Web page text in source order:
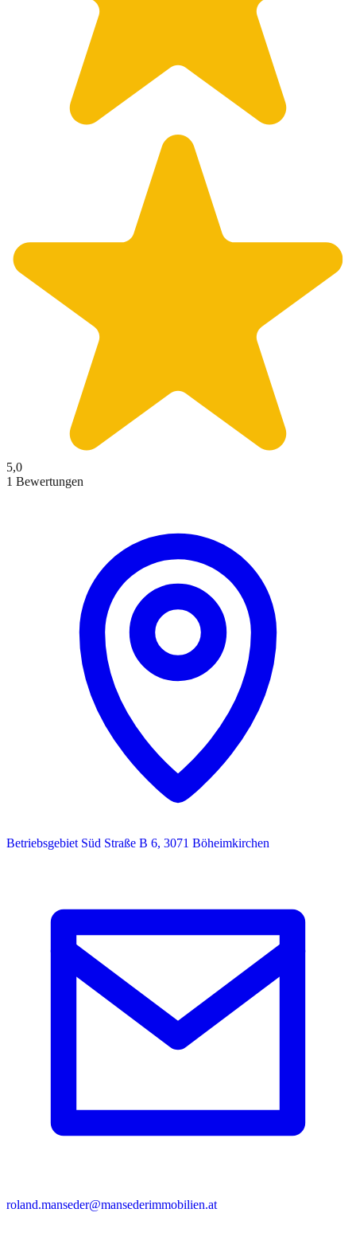
5,0
1 Bewertungen
Betriebsgebiet Süd Straße B 6, 3071 Böheimkirchen
roland.manseder@mansederimmobilien.at